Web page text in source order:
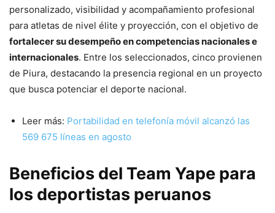
personalizado, visibilidad y acompañamiento profesional
para atletas de nivel élite y proyección, con el objetivo de
fortalecer su desempeño en competencias nacionales e
internacionales. Entre los seleccionados, cinco provienen
de Piura, destacando la presencia regional en un proyecto
que busca potenciar el deporte nacional.
Leer más: Portabilidad en telefonía móvil alcanzó las
569 675 líneas en agosto
Beneficios del Team Yape para
los deportistas peruanos